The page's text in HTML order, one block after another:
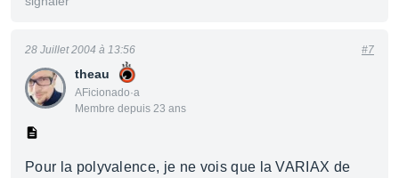
theau
AFicionado·a
Membre depuis 23 ans
28 Juillet 2004 à 13:56 #7
Pour la polyvalence, je ne vois que la VARIAX de